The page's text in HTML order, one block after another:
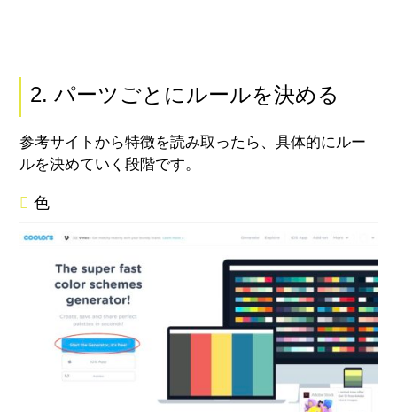
2. パーツごとにルールを決める
参考サイトから特徴を読み取ったら、具体的にルー
ルを決めていく段階です。
色